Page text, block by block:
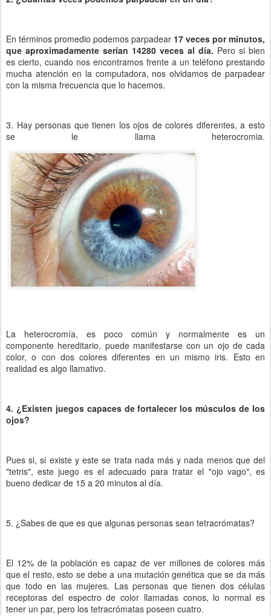
En términos promedio podemos parpadear 17 veces por minutos,
que aproximadamente serían 14280 veces al día. Pero si bien
es cierto, cuando nos encontramos frente a un teléfono prestando
mucha atención en la computadora, nos olvidamos de parpadear
con la misma frecuencia que lo hacemos.
3. Hay personas que tienen los ojos de colores diferentes, a esto
se le llama heterocromia.
La heterocromía, es poco común y normalmente es un
componente hereditario, puede manifestarse con un ojo de cada
color, o con dos colores diferentes en un mismo iris. Esto en
realidad es algo llamativo.
4. ¿Existen juegos capaces de fortalecer los músculos de los
ojos?
Pues si, si existe y este se trata nada más y nada menos que del
"tetris", este juego es el adecuado para tratar el "ojo vago", es
bueno dedicar de 15 a 20 minutos al día.
5. ¿Sabes de que es que algunas personas sean tetracrómatas?
El 12% de la población es capaz de ver millones de colores más
que el resto, esto se debe a una mutación genética que se da más
que todo en las mujeres. Las personas que tienen dos células
receptoras del espectro de color llamadas conos, lo normal es
tener un par, pero los tetracrómatas poseen cuatro.